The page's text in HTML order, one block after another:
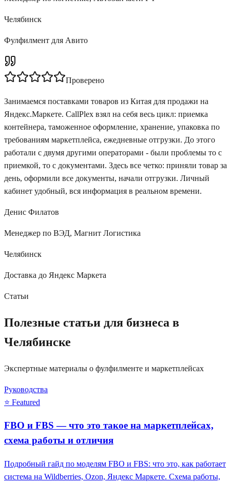
Челябинск
Фулфилмент для Авито
Проверено
Занимаемся поставками товаров из Китая для продажи на
Яндекс.Маркете. CallPlex взял на себя весь цикл: приемка
контейнера, таможенное оформление, хранение, упаковка по
требованиям маркетплейса, ежедневные отгрузки. До этого
работали с двумя другими операторами - были проблемы то с
приемкой, то с документами. Здесь все четко: приняли товар за
день, оформили все документы, начали отгрузки. Личный
кабинет удобный, вся информация в реальном времени.
Денис Филатов
Менеджер по ВЭД, Магнит Логистика
Челябинск
Доставка до Яндекс Маркета
Статьи
Полезные статьи для бизнеса в
Челябинске
Экспертные материалы о фулфилменте и маркетплейсах
Руководства
⭐ Featured
FBO и FBS — что это такое на маркетплейсах,
схема работы и отличия
Подробный гайд по моделям FBO и FBS: что это, как работает
система на Wildberries, Ozon, Яндекс Маркете. Схема работы,